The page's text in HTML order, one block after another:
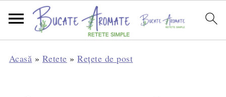
Acasă » Retete »Rețete de post